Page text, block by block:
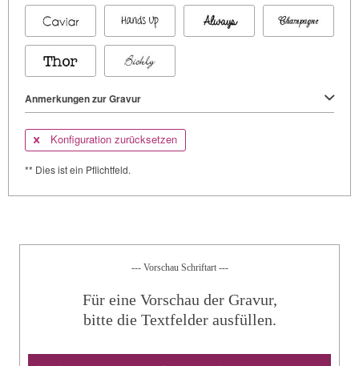
Anmerkungen zur Gravur
Konfiguration zurücksetzen
** Dies ist ein Pflichtfeld.
--- Vorschau Schriftart ---
Für eine Vorschau der Gravur,
bitte die Textfelder ausfüllen.